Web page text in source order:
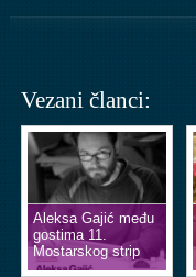
Vezani članci:
Aleksa Gajić među
gostima 11.
Mostarskog strip
vikenda